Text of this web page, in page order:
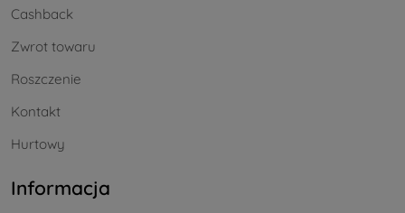
Cashback
Zwrot towaru
Roszczenie
Kontakt
Hurtowy
Informacja